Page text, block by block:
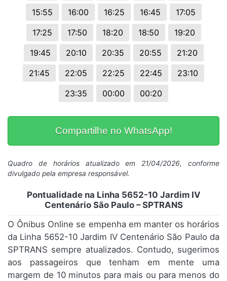
15:55
16:00 16:25 16:45
17:05
17:25
17:50 18:20 18:50
19:20
19:45
20:10 20:35 20:55
21:20
21:45
22:05 22:25 22:45
23:10
23:35
00:00 00:20
Compartilhe no WhatsApp!
Quadro de horários atualizado em 21/04/2026, conforme
divulgado pela empresa responsável.
Pontualidade na Linha 5652-10 Jardim IV
Centenário São Paulo – SPTRANS
O Ônibus Online se empenha em manter os horários
da Linha 5652-10 Jardim IV Centenário São Paulo da
SPTRANS sempre atualizados. Contudo, sugerimos
aos passageiros que tenham em mente uma
margem de 10 minutos para mais ou para menos do